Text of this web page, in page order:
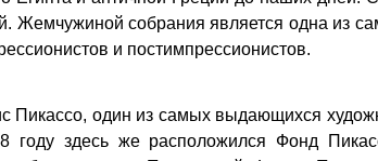
Жемчужиной собрания является одна из
и постимпрессионистов.
Пикассо, один из самых выдающихся
здесь же расположился Фонд